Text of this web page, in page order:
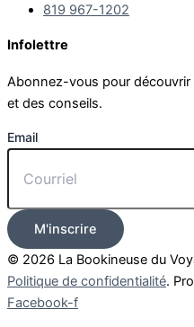
819 967-1202
Infolettre
Abonnez-vous pour
et des conseils.
Email
M'inscrire
© 2026 La Bookineuse du
Politique de confidentialité.
Facebook-f